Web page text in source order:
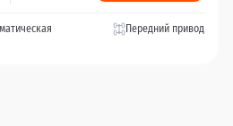
Передний привод